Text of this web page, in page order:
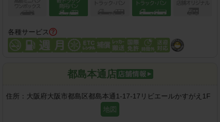
各種サービス
都島本通店
住所： 大阪府大阪市都島区都島本通1-17-17リビエールかすがえ1F
地図